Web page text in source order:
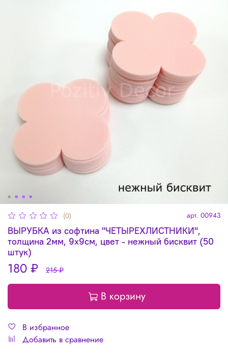
(0) арт. 00943
ВЫРУБКА из софтина "ЧЕТЫРЕХЛИСТНИКИ",
толщина 2мм, 9х9см, цвет - нежный бисквит (50
штук)
180 ₽ 215 ₽
В корзину
В избранное
Добавить в сравнение